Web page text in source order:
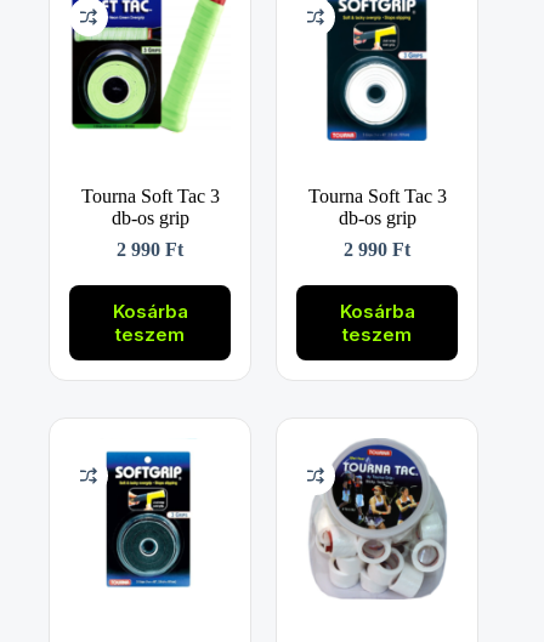
Tourna Soft Tac 3
db-os grip
2 990Ft
Kosárba
teszem
Tourna Soft Tac 3
db-os grip
2 990Ft
Kosárba
teszem